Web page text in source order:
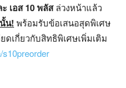
เอส10 พลัสล่วงหน้าแล้ว
น! พร้อมรับข้อเสนอสุดพิเศษ
ดเกี่ยวกับสิทธิพิเศษเพิ่มเติม